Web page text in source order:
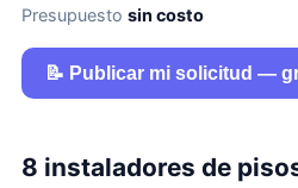
Presupuesto sin costo
📝 Publicar mi solicitud —
8 instaladores de